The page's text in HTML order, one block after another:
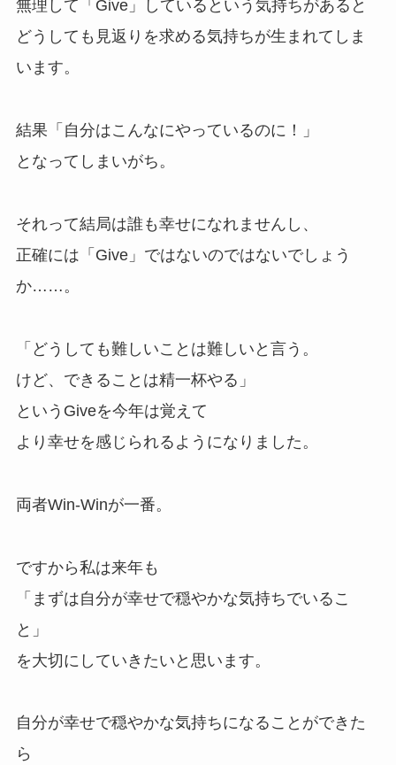
無理して「Give」しているという気持ちがあると
どうしても見返りを求める気持ちが生まれてしま
います。
結果「自分はこんなにやっているのに！」
となってしまいがち。
それって結局は誰も幸せになれませんし、
正確には「Give」ではないのではないでしょう
か……。
「どうしても難しいことは難しいと言う。
けど、できることは精一杯やる」
というGiveを今年は覚えて
より幸せを感じられるようになりました。
両者Win-Winが一番。
ですから私は来年も
「まずは自分が幸せで穏やかな気持ちでいるこ
と」
を大切にしていきたいと思います。
自分が幸せで穏やかな気持ちになることができた
ら